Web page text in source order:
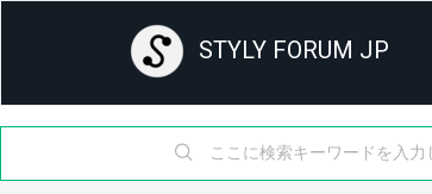
STYLY FORUM JP